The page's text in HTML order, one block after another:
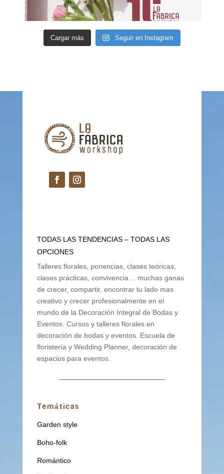
Cargar más Seguir en Instagram
TODAS LAS TENDENCIAS – TODAS LAS
OPCIONES
Talleres florales, ponencias, clases teóricas,
clases prácticas, convivencia… muchas ganas
de crecer, compartir, encontrar tu lado mas
creativo y crecer profesionalmente en el
mundo de la Decoración Integral de Bodas y
Eventos. Cursos y talleres florales en
decoración de bodas y eventos. Escuela de
floristería y Wedding Planner, decoración de
espacios para eventos.
Temáticas
Garden style
Boho-folk
Romántico